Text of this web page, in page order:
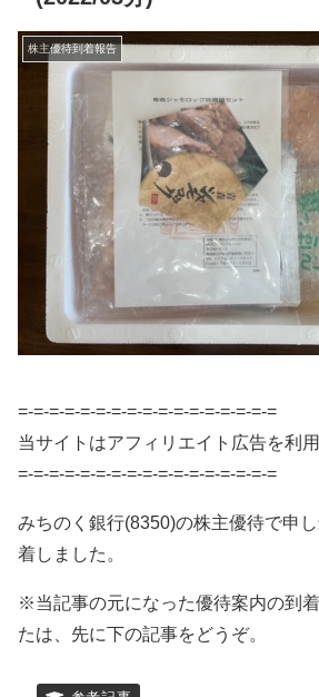
株主優待到着報告
=-=-=-=-=-=-=-=-=-=-=-=-=-=-=-=-=
当サイトはアフィリエイト広告を利
=-=-=-=-=-=-=-=-=-=-=-=-=-=-=-=-=
みちのく銀行(8350)の株主優待で申
着しました。
※当記事の元になった優待案内の到
たは、先に下の記事をどうぞ。